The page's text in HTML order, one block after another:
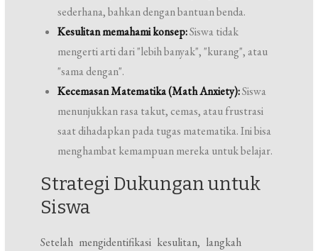
sederhana, bahkan dengan bantuan benda.
Kesulitan memahami konsep:Siswa tidak
mengerti arti dari "lebih banyak", "kurang", atau
"sama dengan".
Kecemasan Matematika (Math Anxiety):Siswa
menunjukkan rasa takut, cemas, atau frustrasi
saat dihadapkan pada tugas matematika. Ini bisa
menghambat kemampuan mereka untuk belajar.
Strategi Dukungan untuk
Siswa
Setelah mengidentifikasi kesulitan, langkah